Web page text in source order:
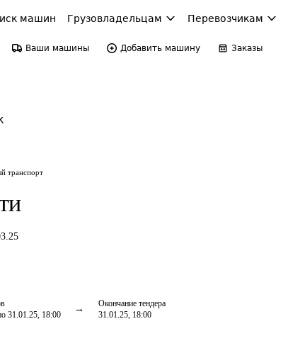
машин Грузовладельцам Перевозчикам
Ваши машины Добавить машину Заказы
транспорт
31.01.25, 18:00
Окончание тендера
31.01.25, 18:00